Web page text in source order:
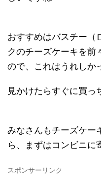
おすすめはバスチー
クのチーズケーキを前
ので、これはうれしか
見かけたらすぐに買っ
みなさんもチーズケー
ら、まずはコンビニに
スポンサーリンク